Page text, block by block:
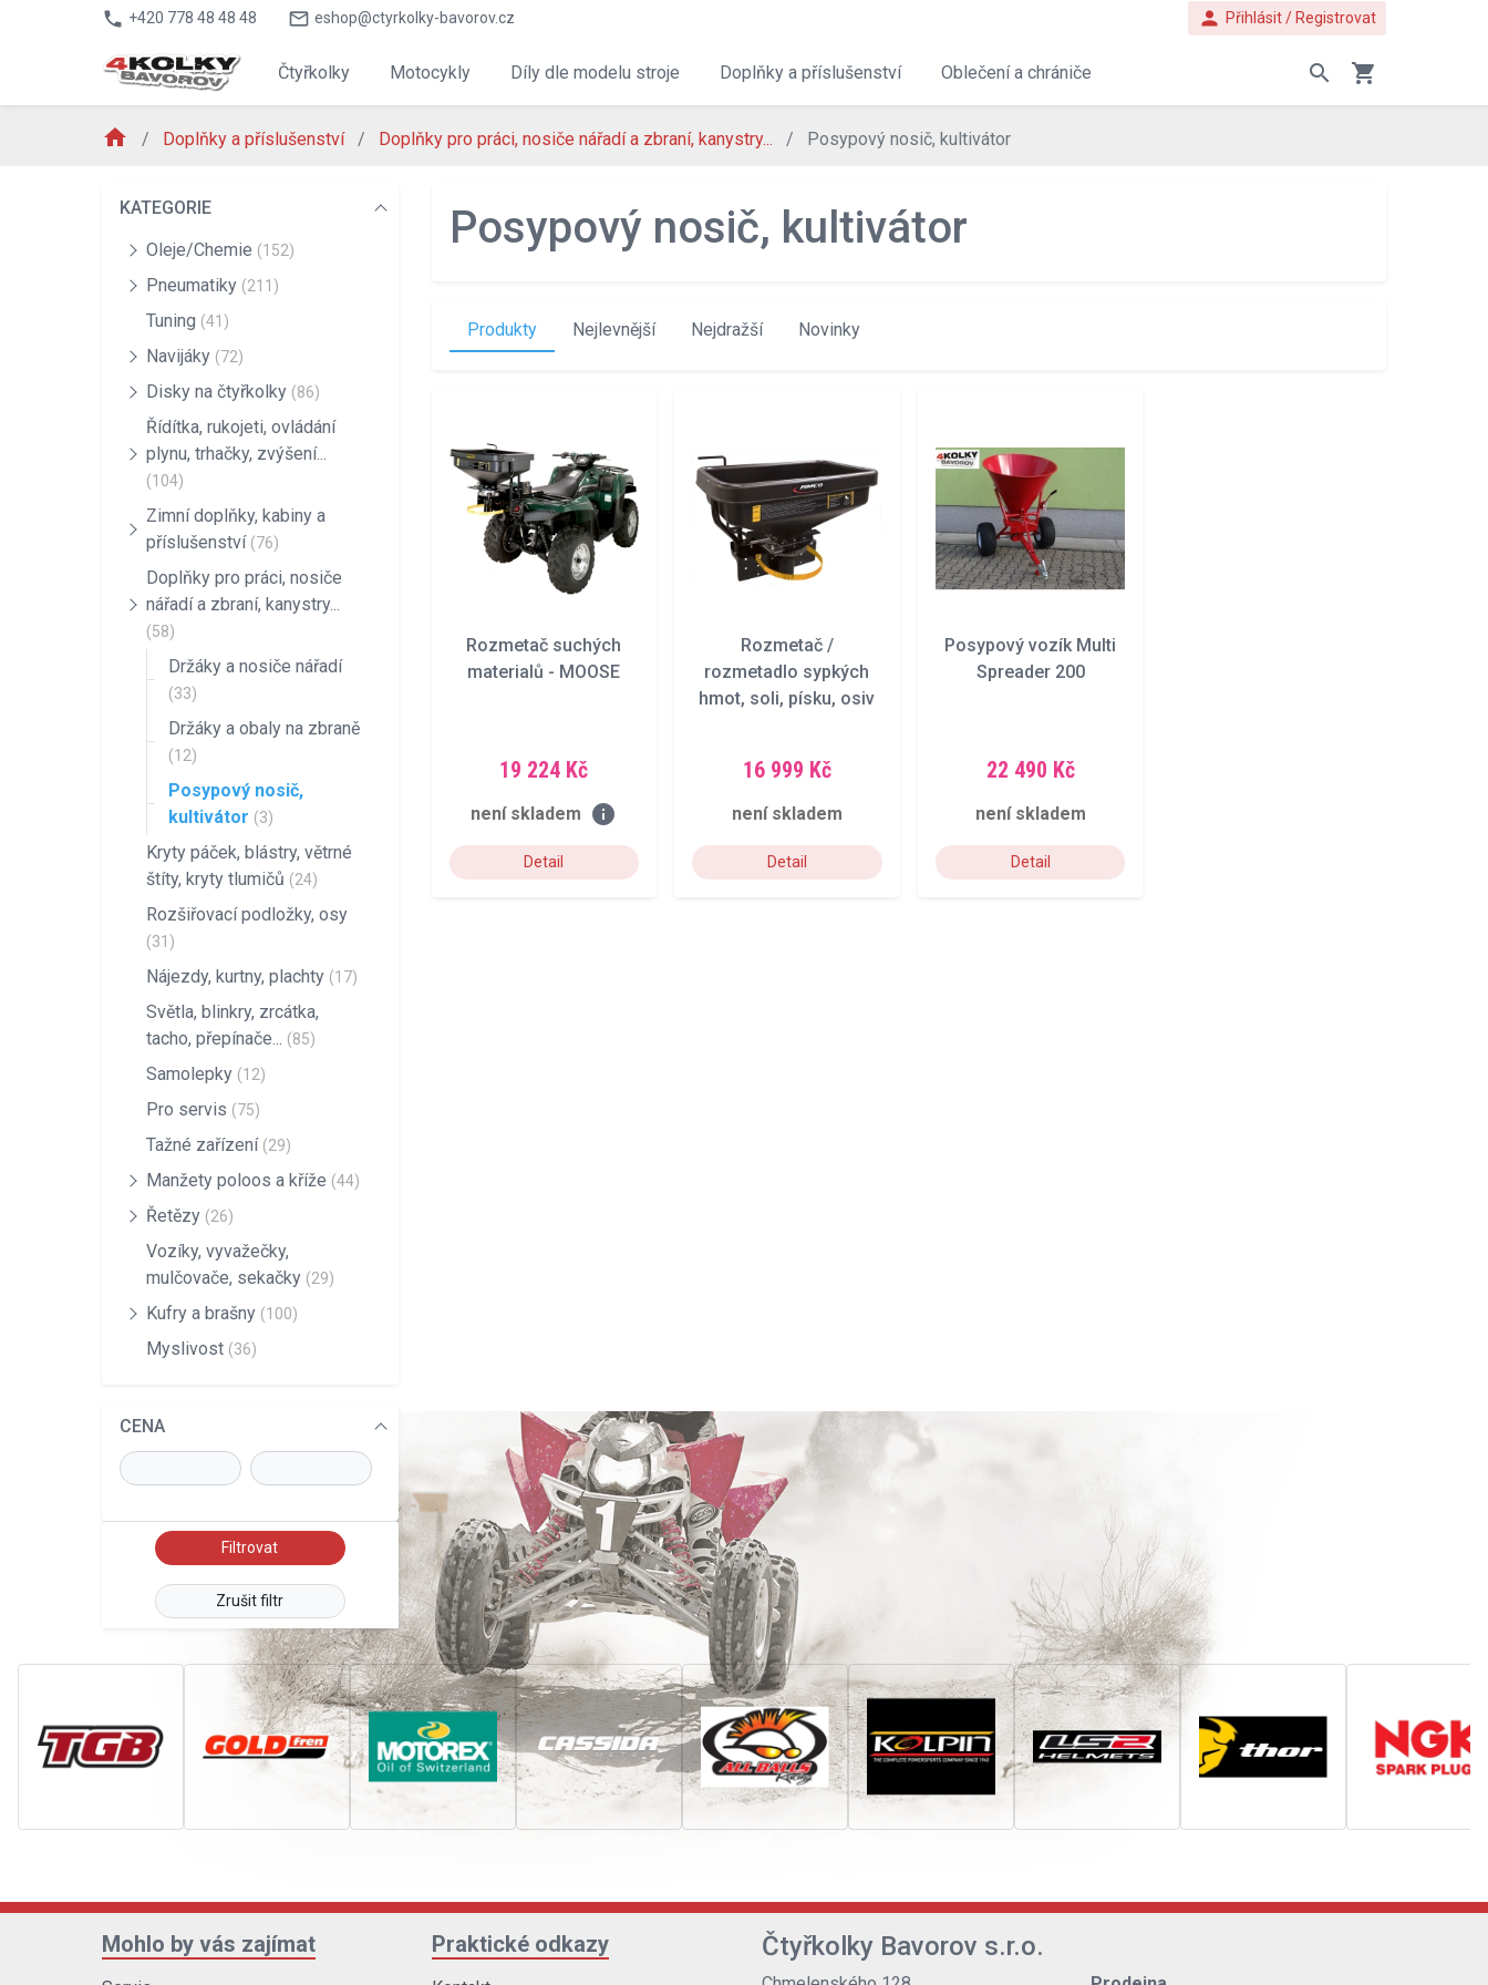
phone +420 778 48 48 48 mail_outline eshop@ctyrkolky-bavorov.cz person Přihlásit / Registrovat
Čtyřkolky Motocykly Díly dle modelu stroje Doplňky a příslušenství Oblečení a chrániče search shopping_cart
home Doplňky a příslušenství Doplňky pro práci, nosiče nářadí a zbraní, kanystry... Posypový nosič, kultivátor
KATEGORIE
Oleje/Chemie (152)
Pneumatiky (211)
Tuning (41)
Navijáky (72)
Disky na čtyřkolky (86)
Řídítka, rukojeti, ovládání
plynu, trhačky, zvýšení...
(104)
Zimní doplňky, kabiny a
příslušenství (76)
Doplňky pro práci, nosiče
nářadí a zbraní, kanystry...
(58)
Držáky a nosiče nářadí
(33)
Držáky a obaly na zbraně
(12)
Posypový nosič,
kultivátor (3)
Kryty páček, blástry, větrné
štíty, kryty tlumičů (24)
Rozšiřovací podložky, osy
(31)
Nájezdy, kurtny, plachty (17)
Světla, blinkry, zrcátka,
tacho, přepínače... (85)
Samolepky (12)
Pro servis (75)
Tažné zařízení (29)
Manžety poloos a kříže (44)
Řetězy (26)
Vozíky, vyvažečky,
mulčovače, sekačky (29)
Kufry a brašny (100)
Myslivost (36)
CENA
Zrušit filtr
Posypový nosič, kultivátor
Produkty Nejlevnější Nejdražší Novinky
Rozmetač suchých
materialů - MOOSE
19 224 Kč
není skladem info
Detail
Rozmetač /
rozmetadlo sypkých
hmot, soli, písku, osiv
16 999 Kč
není skladem
Detail
Posypový vozík Multi
Spreader 200
22 490 Kč
není skladem
Detail
Mohlo by vás zajímat Praktické odkazy Čtyřkolky Bavorov s.r.o.